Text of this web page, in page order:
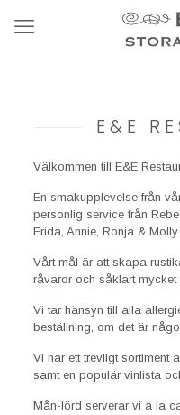
E&E
Välkommen till E&E
En smakupplevelse från
personlig service från
Frida, Annie, Ronja & Molly.
Vårt mål är att skapa
råvaror och såklart mycket
Vi tar hänsyn till alla
beställning, om det är
Vi har ett trevligt
samt en populär vinlista
Mån-lörd serverar vi a la